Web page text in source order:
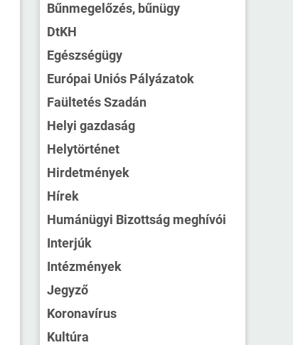
Bűnmegelőzés, bűnügy
DtKH
Egészségügy
Európai Uniós Pályázatok
Faültetés Szadán
Helyi gazdaság
Helytörténet
Hirdetmények
Hírek
Humánügyi Bizottság meghívói
Interjúk
Intézmények
Jegyző
Koronavírus
Kultúra